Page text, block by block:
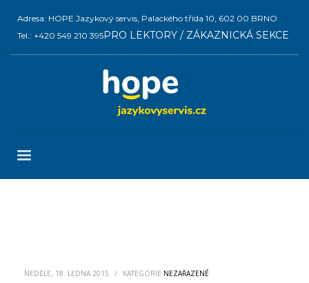
Adresa: HOPE Jazykový servis, Palackého třída 10, 602 00 BRNO
Tel.: +420 549 210 395PRO LEKTORY / ZÁKAZNICKÁ SEKCE
NEDĚLE, 18. LEDNA 2015 / KATEGORIE NEZAŘAZENÉ